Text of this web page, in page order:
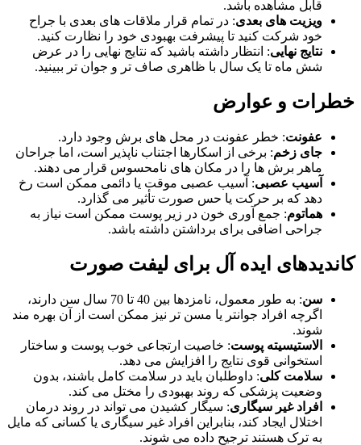
قابل مشاهده باشد.
ویزیت های بعدی: در تمام قرار ملاقات های بعدی با جراح
خود شرکت کنید تا پیشرفت بهبودی خود را نظارت کنید.
نتایج نهایی: انتظار داشته باشید که نتایج نهایی را در عرض
شش ماه تا یک سال با ظاهری صاف تر و جوان تر ببینید.
خطرات و عوارض
عفونت: خطر عفونت در محل های برش وجود دارد.
جای زخم: برخی از اسکارها اجتناب ناپذیر است، اما جراحان
ماهر برش ها را در مکان های نامحسوس قرار می دهند.
آسیب عصبی: آسیب عصبی موقت یا دائمی ممکن است رخ
دهد که بر حرکت یا حس صورت تأثیر می گذارد.
هماتوم: جمع آوری خون در زیر پوست ممکن است نیاز به
جراحی اضافی برای برداشتن داشته باشد.
کاندیدهای ایده آل برای لیفت صورت
سن
: به طور معمول، نامزدها بین 40 تا 70 سال سن دارند،
اگرچه افراد جوانتر یا مسن تر نیز ممکن است از آن بهره مند
شوند.
الاستیسیته پوست: خاصیت ارتجاعی خوب پوست و ساختار
استخوانی قوی نتایج را افزایش می دهد.
سلامت کلی: داوطلبان باید در سلامت کامل باشند، بدون
وضعیت پزشکی که روند بهبودی را مختل می کند.
افراد غیر سیگاری: سیگار کشیدن می تواند در روند درمان
اختلال ایجاد کند، بنابراین افراد غیر سیگاری یا کسانی که مایل
به ترک هستند ترجیح داده می شوند.